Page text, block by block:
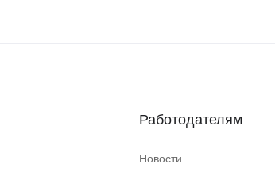
Работодателям
Новости